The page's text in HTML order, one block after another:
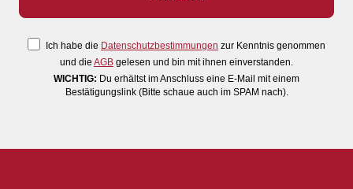
Ich habe die Datenschutzbestimmungen zur Kenntnis genommen
und die AGB gelesen und bin mit ihnen einverstanden.
WICHTIG: Du erhältst im Anschluss eine E-Mail mit einem
Bestätigungslink (Bitte schaue auch im SPAM nach).